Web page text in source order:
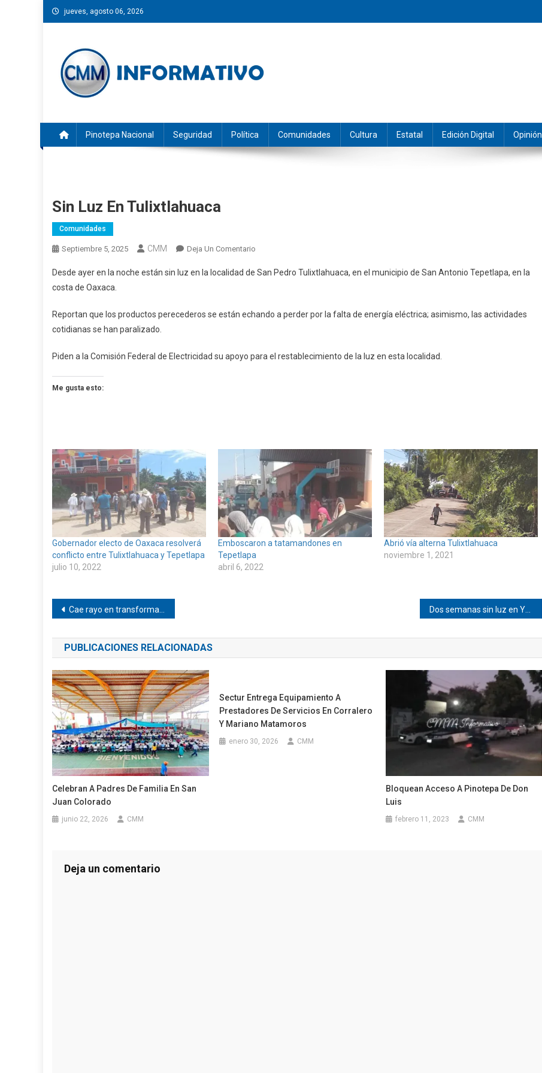
Saltar
al
jueves, agosto 06, 2026
Pinotepa Nacional Seguridad Política Comunidades Cultura Estatal Edición Digital Opinión
Sin Luz En Tulixtlahuaca
Comunidades
Septiembre 5, 2025 CMM Deja Un Comentario
Luz
Desde ayer en la noche están sin luz en la localidad de San Pedro Tulixtlahuaca, en el municipio de San Antonio Tepetlapa, en la
costa de Oaxaca.
Reportan que los productos perecederos se están echando a perder por la falta de energía eléctrica; asimismo, las actividades
cotidianas se han paralizado.
Piden a la Comisión Federal de Electricidad su apoyo para el restablecimiento de la luz en esta localidad.
Me gusta esto:
Gobernador electo de Oaxaca resolverá
conflicto entre Tulixtlahuaca y Tepetlapa
julio 10, 2022
Emboscaron a tatamandones en
Tepetlapa
abril 6, 2022
Abrió vía alterna Tulixtlahuaca
noviembre 1, 2021
Navegación
de
entradas
Cae rayo en transformador en El Guayabo
PUBLICACIONES RELACIONADAS
Celebran A Padres De Familia En San
Juan Colorado
junio 22, 2026 CMM
Sectur Entrega Equipamiento A
Prestadores De Servicios En Corralero
Y Mariano Matamoros
enero 30, 2026 CMM
Bloquean Acceso A Pinotepa De Don
Luis
febrero 11, 2023 CMM
Deja un comentario